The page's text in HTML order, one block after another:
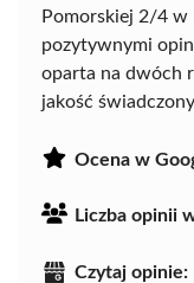
Pomorskiej 2/4 w
pozytywnymi
oparta na dwóch
jakość
Ocena w
Liczba opinii
Czytaj opinie: